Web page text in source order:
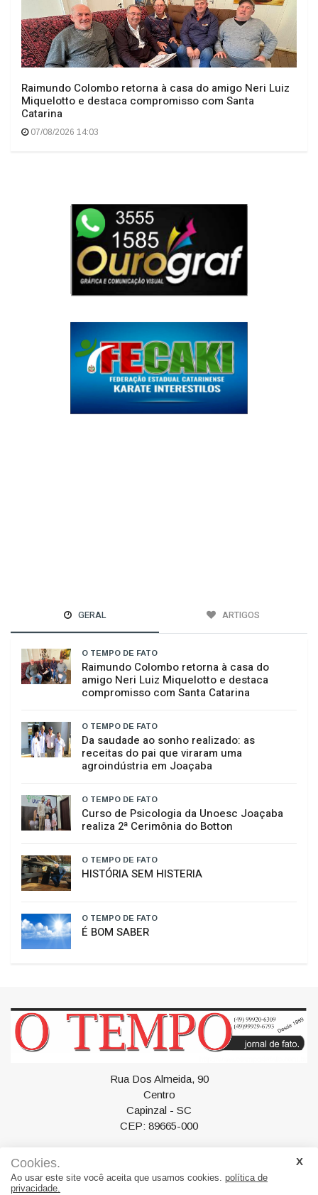
Raimundo Colombo retorna à casa do amigo Neri Luiz
Miquelotto e destaca compromisso com Santa
Catarina
07/08/2026 14:03
GERAL ARTIGOS
O TEMPO DE FATO
Raimundo Colombo retorna à casa do
amigo Neri Luiz Miquelotto e destaca
compromisso com Santa Catarina
O TEMPO DE FATO
Da saudade ao sonho realizado: as
receitas do pai que viraram uma
agroindústria em Joaçaba
O TEMPO DE FATO
Curso de Psicologia da Unoesc Joaçaba
realiza 2ª Cerimônia do Botton
O TEMPO DE FATO
HISTÓRIA SEM HISTERIA
O TEMPO DE FATO
É BOM SABER
Rua Dos Almeida, 90
Centro
Capinzal - SC
CEP: 89665-000
Geral
Cookies.
Ao usar este site você aceita que usamos cookies. política de
privacidade.